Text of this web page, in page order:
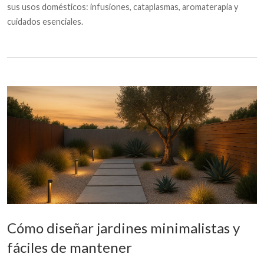
sus usos domésticos: infusiones, cataplasmas, aromaterapia y
cuidados esenciales.
Cómo diseñar jardines minimalistas y
fáciles de mantener